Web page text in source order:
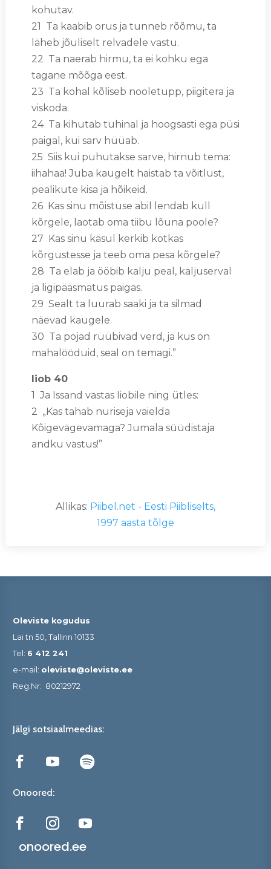
kohutav.
21 Ta kaabib orus ja tunneb rõõmu, ta
läheb jõuliselt relvadele vastu.
22 Ta naerab hirmu, ta ei kohku ega
tagane mõõga eest.
23 Ta kohal kõliseb nooletupp, piigitera ja
viskoda.
24 Ta kihutab tuhinal ja hoogsasti ega püsi
paigal, kui sarv hüüab.
25 Siis kui puhutakse sarve, hirnub tema:
iihahaa! Juba kaugelt haistab ta võitlust,
pealikute kisa ja hõikeid.
26 Kas sinu mõistuse abil lendab kull
kõrgele, laotab oma tiibu lõuna poole?
27 Kas sinu käsul kerkib kotkas
kõrgustesse ja teeb oma pesa kõrgele?
28 Ta elab ja ööbib kalju peal, kaljuserval
ja ligipääsmatus paigas.
29 Sealt ta luurab saaki ja ta silmad
näevad kaugele.
30 Ta pojad rüübivad verd, ja kus on
mahalööduid, seal on temagi.”
Iiob 40
1 Ja Issand vastas Iiobile ning ütles:
2 „Kas tahab nuriseja vaielda
Kõigevägevamaga? Jumala süüdistaja
andku vastus!”
Allikas: Piibel.net - Eesti Piibliselts,
1997 aasta tõlge
Oleviste kogudus
Lai tn 50, Tallinn 10133
Tel: 6 412 241
e-mail: oleviste@oleviste.ee
Reg.Nr: 80212972
Jälgi sotsiaalmeedias:
Onoored:
onoored.ee